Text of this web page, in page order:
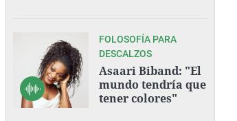
FOLOSOFÍA PARA
DESCALZOS
Asaari Biband: "El
mundo tendría que
tener colores"